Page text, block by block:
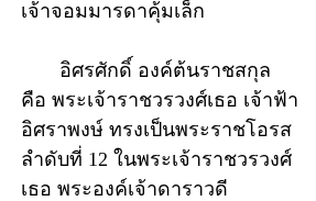
เจ้าจอมมารดาคุ้มเล็ก
อิศรศักดิ์ องค์ต้นราชสกุล
คือ พระเจ้าราชวรวงศ์เธอ เจ้าฟ้า
อิศราพงษ์ ทรงเป็นพระราชโอรส
ลำดับที่ 12 ในพระเจ้าราชวรวงศ์
เธอ พระองค์เจ้าดาราวดี